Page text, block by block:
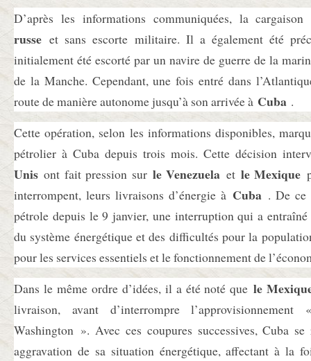
D’après les informations communiquées, la
russe et sans escorte militaire. Il a également été
initialement été escorté par un navire de guerre de la
de la Manche. Cependant, une fois entré dans
route de manière autonome jusqu’à son arrivée à Cuba .
Cette opération, selon les informations disponibles,
pétrolier à Cuba depuis trois mois. Cette décision
Unis ont fait pression sur le Venezuela etle Mexique
interrompent, leurs livraisons d’énergie à Cuba . De ce
pétrole depuis le 9 janvier, une interruption qui a
du système énergétique et des difficultés pour la
pour les services essentiels et le fonctionnement de
Dans le même ordre d’idées, il a été noté quele
livraison, avant d’interrompre
Washington ». Avec ces coupures successives, Cuba
aggravation de sa situation énergétique, affectant à la